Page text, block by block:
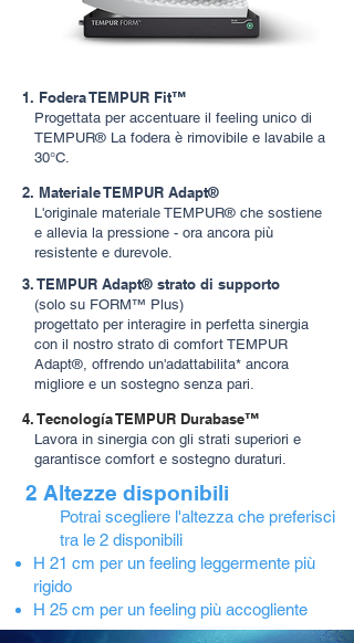
1. Fodera TEMPUR Fit™
Progettata per accentuare il feeling unico di
TEMPUR® La fodera è rimovibile e lavabile a
30°C.
​2. Materiale TEMPUR Adapt®
L'originale materiale TEMPUR® che sostiene
e allevia la pressione - ora ancora più
resistente e durevole.
3. TEMPUR Adapt® strato di supporto
(solo su FORM™ Plus)
progettato per interagire in perfetta sinergia
con il nostro strato di comfort TEMPUR
Adapt®, offrendo un'adattabilita* ancora
migliore e un sostegno senza pari.
4. Tecnología TEMPUR Durabase™
Lavora in sinergia con gli strati superiori e
garantisce comfort e sostegno duraturi.
2 Altezze disponibili
Potrai scegliere l'altezza che preferisci
tra le 2 disponibili
H 21 cm per un feeling leggermente più
rigido
H 25 cm per un feeling più accogliente